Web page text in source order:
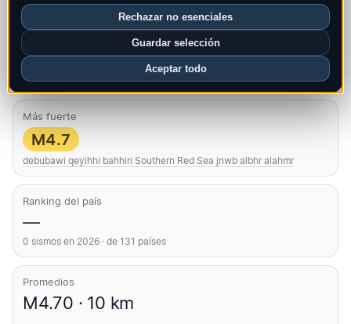
Rechazar no esenciales
Guardar selección
Aceptar todo
Sismos este mes
0
Último UTC: 2025-11-23 08:55:02
Más fuerte
M4.7
debubawi qeyihhi bahhiri Southern Red Sea jnwb albhr alahmr
Ranking del país
—
0 sismos en 2026 · de 131 países
Promedios
M4.70 · 10 km